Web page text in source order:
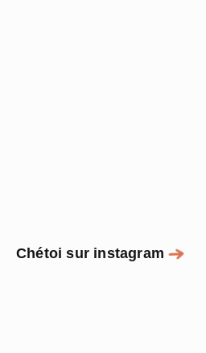
Chétoi sur instagram